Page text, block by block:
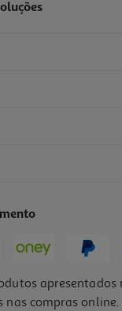
apresentados
nas compras